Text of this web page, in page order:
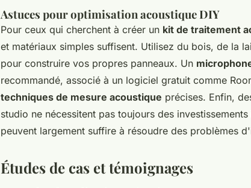
Astuces pour optimisation acoustique DIY
Pour ceux qui cherchent à créer un kit de traitement
et matériaux simples suffisent. Utilisez du bois, de la
pour construire vos propres panneaux. Un
recommandé, associé à un logiciel gratuit comme
techniques de mesure acoustique précises. Enfin,
studio ne nécessitent pas toujours des
peuvent largement suffire à résoudre des problèmes
Études de cas et témoignages